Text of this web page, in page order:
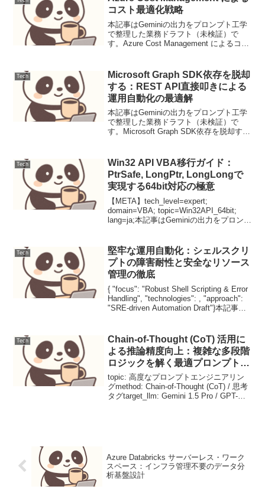
において、LLMの論...
コスト最適化戦略
本記事はGeminiの出力をプロンプト工学
で整理した業務ドラフト（未検証）で
す。Azure Cost Management によるコス
能性を左右する重要な要素となってい...
Tech
Microsoft Graph SDK依存を脱却
する：REST API直接叩きによる
運用自動化の最適解
本記事はGeminiの出力をプロンプト工学
で整理した業務ドラフト（未検証）で
す。Microsoft Graph SDK依存を脱却す
更新管理や依存関係の競合から...
Tech
Win32 API VBA移行ガイド：
PtrSafe, LongPtr, LongLongで
実現する64bit対応の極意
【META】tech_level=expert;
domain=VBA; topic=Win32API_64bit;
lang=ja;本記事はGeminiの出力をプロンプ
Tech
堅牢な運用自動化：シェルスクリ
プトの障害耐性と安全なリソース
管理の徹底
{ "focus": "Robust Shell Scripting & Error
Handling", "technologies": , "approach":
"SRE-driven Automation Draft"}本記事は
Tech
Chain-of-Thought (CoT) 活用に
よる推論精度向上：複雑な多段階
ロジックを解く最適プロンプト設
計
topic: 高度なプロンプトエンジニアリン
グmethod: Chain-of-Thought (CoT) / 思考
タグtarget_llm: Gemini 1.5 Pro / GPT-
Azure Databricks サーバーレス・ワーク
スペース：インフラ管理不要のデータ分
析基盤設計